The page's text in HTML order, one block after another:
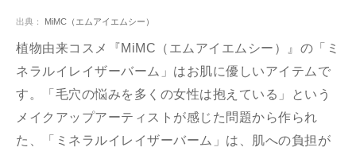
出典： MiMC（エムアイエムシー）
植物由来コスメ『MiMC（エムアイエムシー）』の「ミ
ネラルイレイザーバーム」はお肌に優しいアイテムで
す。「毛穴の悩みを多くの女性は抱えている」という
メイクアップアーティストが感じた問題から作られ
た、「ミネラルイレイザーバーム」は、肌への負担が